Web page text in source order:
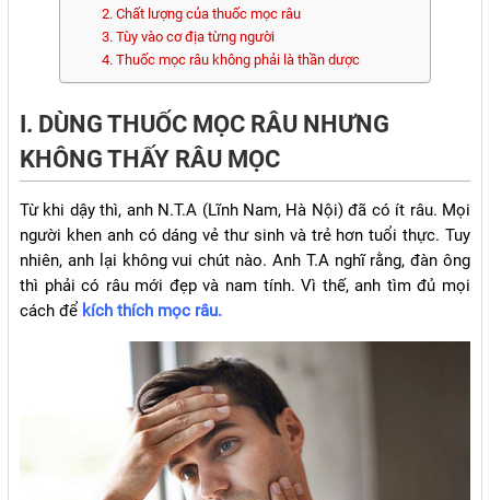
2. Chất lượng của thuốc mọc râu
3. Tùy vào cơ địa từng người
4. Thuốc mọc râu không phải là thần dược
I. DÙNG THUỐC MỌC RÂU NHƯNG
KHÔNG THẤY RÂU MỌC
Từ khi dậy thì, anh N.T.A (Lĩnh Nam, Hà Nội) đã có ít râu. Mọi
người khen anh có dáng vẻ thư sinh và trẻ hơn tuổi thực. Tuy
nhiên, anh lại không vui chút nào. Anh T.A nghĩ rằng, đàn ông
thì phải có râu mới đẹp và nam tính. Vì thế, anh tìm đủ mọi
cách để kích thích mọc râu.